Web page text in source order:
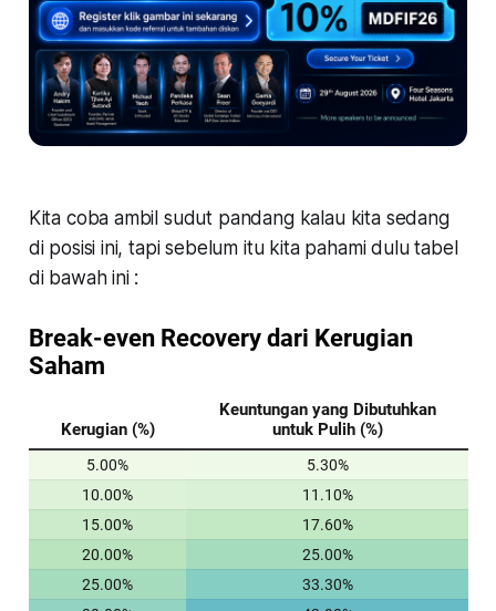
Kita coba ambil sudut pandang kalau kita sedang
di posisi ini, tapi sebelum itu kita pahami dulu tabel
di bawah ini :